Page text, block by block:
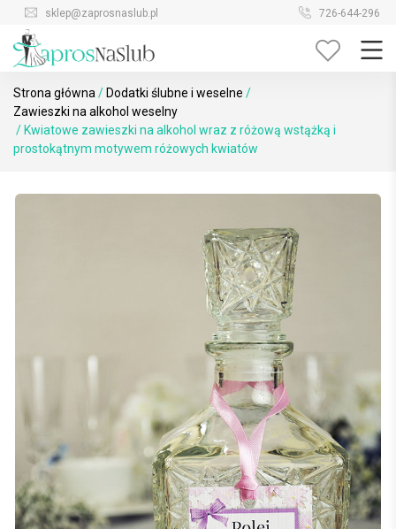
Skip
content
sklep@zaprosnaslub.pl 726-644-296
Strona główna / Dodatki ślubne i weselne /
Zawieszki na alkohol weselny
/ Kwiatowe zawieszki na alkohol wraz z różową wstążką i
prostokątnym motywem różowych kwiatów